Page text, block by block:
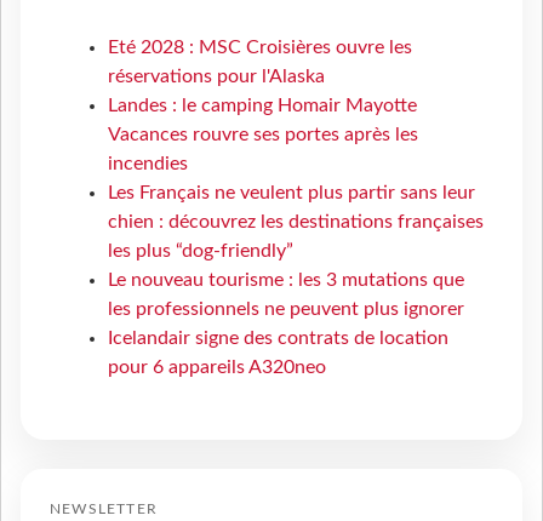
Eté 2028 : MSC Croisières ouvre les
réservations pour l'Alaska
Landes : le camping Homair Mayotte
Vacances rouvre ses portes après les
incendies
Les Français ne veulent plus partir sans leur
chien : découvrez les destinations françaises
les plus “dog-friendly”
Le nouveau tourisme : les 3 mutations que
les professionnels ne peuvent plus ignorer
Icelandair signe des contrats de location
pour 6 appareils A320neo
NEWSLETTER